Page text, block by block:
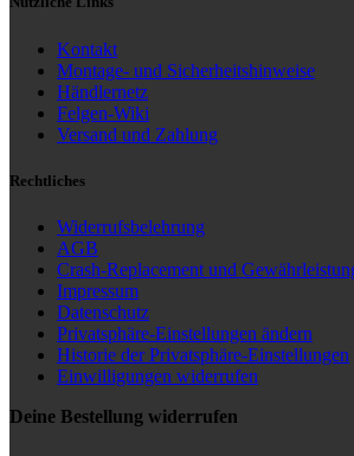
Kontakt
Montage- und Sicherheitshinweise
Händlernetz
Felgen-Wiki
Versand und Zahlung
Rechtliches
Widerrufsbelehrung
AGB
Crash-Replacement und
Impressum
Datenschutz
Privatsphäre-Einstellungen ändern
Historie der Privatsphäre-Einstellungen
Einwilligungen widerrufen
Deine Bestellung widerrufen